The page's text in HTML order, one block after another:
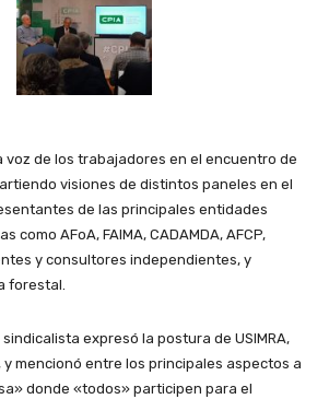
voz de los trabajadores en el encuentro de
visiones de distintos paneles en el
de las principales entidades
como AFoA, FAIMA, CADAMDA, AFCP,
y consultores independientes, y
forestal.
expresó la postura de USIMRA,
mencionó entre los principales aspectos a
donde «todos» participen para el